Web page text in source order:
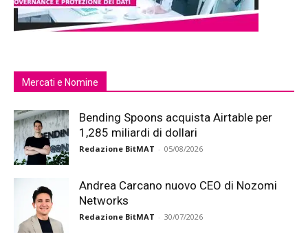
Mercati e Nomine
Bending Spoons acquista Airtable per
1,285 miliardi di dollari
Redazione BitMAT - 05/08/2026
Andrea Carcano nuovo CEO di Nozomi
Networks
Redazione BitMAT - 30/07/2026